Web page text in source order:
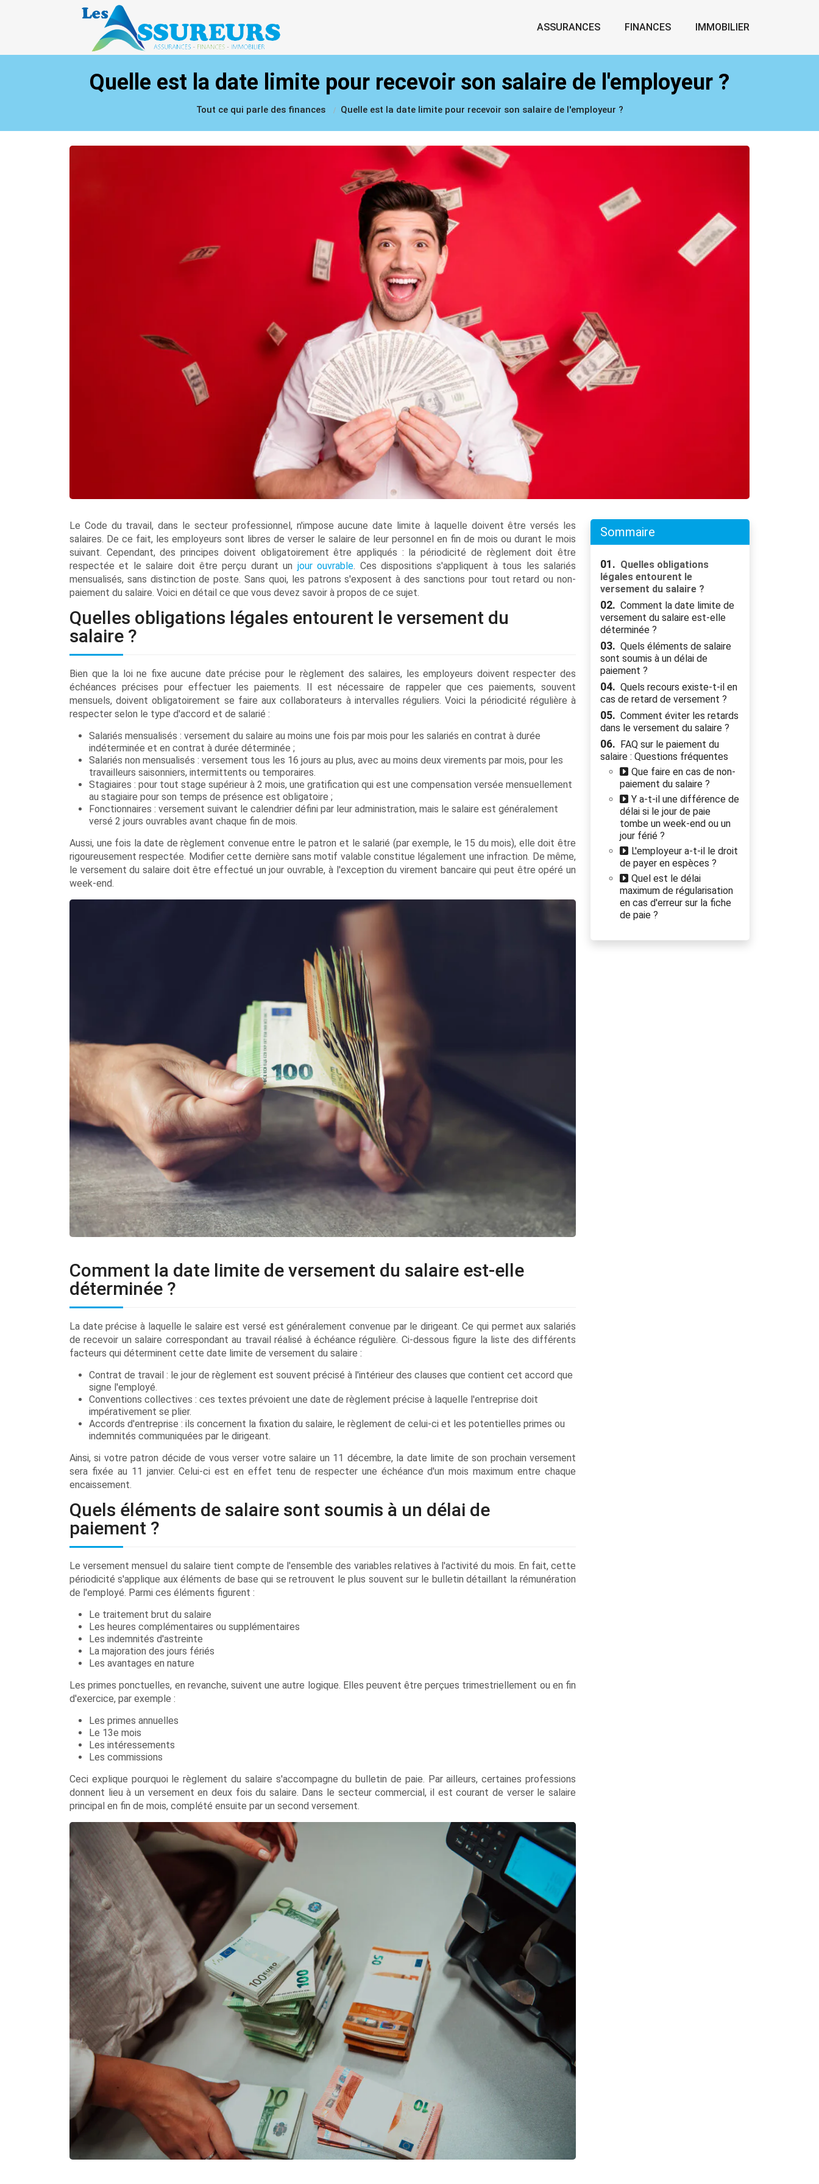
ASSURANCES FINANCES IMMOBILIER
Quelle est la date limite pour recevoir son salaire de l'employeur ?
Tout ce qui parle des finances Quelle est la date limite pour recevoir son salaire de l'employeur ?
Le Code du travail, dans le secteur professionnel, n'impose aucune date limite à laquelle doivent être versés les
salaires. De ce fait, les employeurs sont libres de verser le salaire de leur personnel en fin de mois ou durant le mois
suivant. Cependant, des principes doivent obligatoirement être appliqués : la périodicité de règlement doit être
respectée et le salaire doit être perçu durant un jour ouvrable. Ces dispositions s'appliquent à tous les salariés
mensualisés, sans distinction de poste. Sans quoi, les patrons s'exposent à des sanctions pour tout retard ou non-
paiement du salaire. Voici en détail ce que vous devez savoir à propos de ce sujet.
Quelles obligations légales entourent le versement du
salaire ?
Bien que la loi ne fixe aucune date précise pour le règlement des salaires, les employeurs doivent respecter des
échéances précises pour effectuer les paiements. Il est nécessaire de rappeler que ces paiements, souvent
mensuels, doivent obligatoirement se faire aux collaborateurs à intervalles réguliers. Voici la périodicité régulière à
respecter selon le type d'accord et de salarié :
Salariés mensualisés : versement du salaire au moins une fois par mois pour les salariés en contrat à durée
indéterminée et en contrat à durée déterminée ;
Salariés non mensualisés : versement tous les 16 jours au plus, avec au moins deux virements par mois, pour les
travailleurs saisonniers, intermittents ou temporaires.
Stagiaires : pour tout stage supérieur à 2 mois, une gratification qui est une compensation versée mensuellement
au stagiaire pour son temps de présence est obligatoire ;
Fonctionnaires : versement suivant le calendrier défini par leur administration, mais le salaire est généralement
versé 2 jours ouvrables avant chaque fin de mois.
Aussi, une fois la date de règlement convenue entre le patron et le salarié (par exemple, le 15 du mois), elle doit être
rigoureusement respectée. Modifier cette dernière sans motif valable constitue légalement une infraction. De même,
le versement du salaire doit être effectué un jour ouvrable, à l'exception du virement bancaire qui peut être opéré un
week-end.
Comment la date limite de versement du salaire est-elle
déterminée ?
La date précise à laquelle le salaire est versé est généralement convenue par le dirigeant. Ce qui permet aux salariés
de recevoir un salaire correspondant au travail réalisé à échéance régulière. Ci-dessous figure la liste des différents
facteurs qui déterminent cette date limite de versement du salaire :
Contrat de travail : le jour de règlement est souvent précisé à l'intérieur des clauses que contient cet accord que
signe l'employé.
Conventions collectives : ces textes prévoient une date de règlement précise à laquelle l'entreprise doit
impérativement se plier.
Accords d'entreprise : ils concernent la fixation du salaire, le règlement de celui-ci et les potentielles primes ou
indemnités communiquées par le dirigeant.
Ainsi, si votre patron décide de vous verser votre salaire un 11 décembre, la date limite de son prochain versement
sera fixée au 11 janvier. Celui-ci est en effet tenu de respecter une échéance d'un mois maximum entre chaque
encaissement.
Quels éléments de salaire sont soumis à un délai de
paiement ?
Le versement mensuel du salaire tient compte de l'ensemble des variables relatives à l'activité du mois. En fait, cette
périodicité s'applique aux éléments de base qui se retrouvent le plus souvent sur le bulletin détaillant la rémunération
de l'employé. Parmi ces éléments figurent :
Le traitement brut du salaire
Les heures complémentaires ou supplémentaires
Les indemnités d'astreinte
La majoration des jours fériés
Les avantages en nature
Les primes ponctuelles, en revanche, suivent une autre logique. Elles peuvent être perçues trimestriellement ou en fin
d'exercice, par exemple :
Les primes annuelles
Le 13e mois
Les intéressements
Les commissions
Ceci explique pourquoi le règlement du salaire s'accompagne du bulletin de paie. Par ailleurs, certaines professions
donnent lieu à un versement en deux fois du salaire. Dans le secteur commercial, il est courant de verser le salaire
principal en fin de mois, complété ensuite par un second versement.
Sommaire
01. Quelles obligations
légales entourent le
versement du salaire ?
02. Comment la date limite de
versement du salaire est-elle
déterminée ?
03. Quels éléments de salaire
sont soumis à un délai de
paiement ?
04. Quels recours existe-t-il en
cas de retard de versement ?
05. Comment éviter les retards
dans le versement du salaire ?
06. FAQ sur le paiement du
salaire : Questions fréquentes
Que faire en cas de non-
paiement du salaire ?
Y a-t-il une différence de
délai si le jour de paie
tombe un week-end ou un
jour férié ?
L'employeur a-t-il le droit
de payer en espèces ?
Quel est le délai
maximum de régularisation
en cas d'erreur sur la fiche
de paie ?